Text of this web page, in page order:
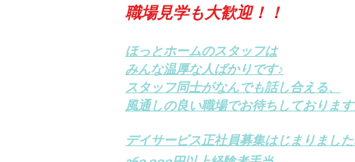
​職場見学も大歓迎！！
ほっとホームのスタッフは
みんな温厚な人ばかりです♪
スタッフ同士がなんでも話し合える、
風通しの良い職場でお待ちしておりま
デイサービス正社員募集はじまりました